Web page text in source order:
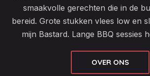
smaakvolle gerechten die in de
bereid. Grote stukken vlees low en
mijn Bastard. Lange BBQ sessies
OVER ONS